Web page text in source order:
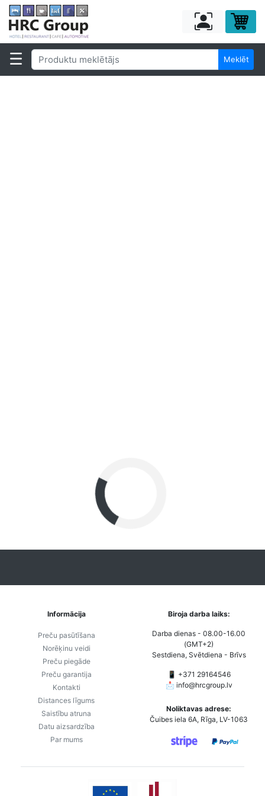
Meklēt
Informācija
Preču pasūtīšana
Norēķinu veidi
Preču piegāde
Preču garantija
Kontakti
Distances līgums
Saistību atruna
Datu aizsardzība
Par mums
Biroja darba laiks:
Darba dienas - 08.00-16.00
(GMT+2)
Sestdiena, Svētdiena - Brīvs
📱 +371 29164546
📩 info@hrcgroup.lv
Noliktavas adrese:
Čuibes iela 6A, Rīga, LV-1063